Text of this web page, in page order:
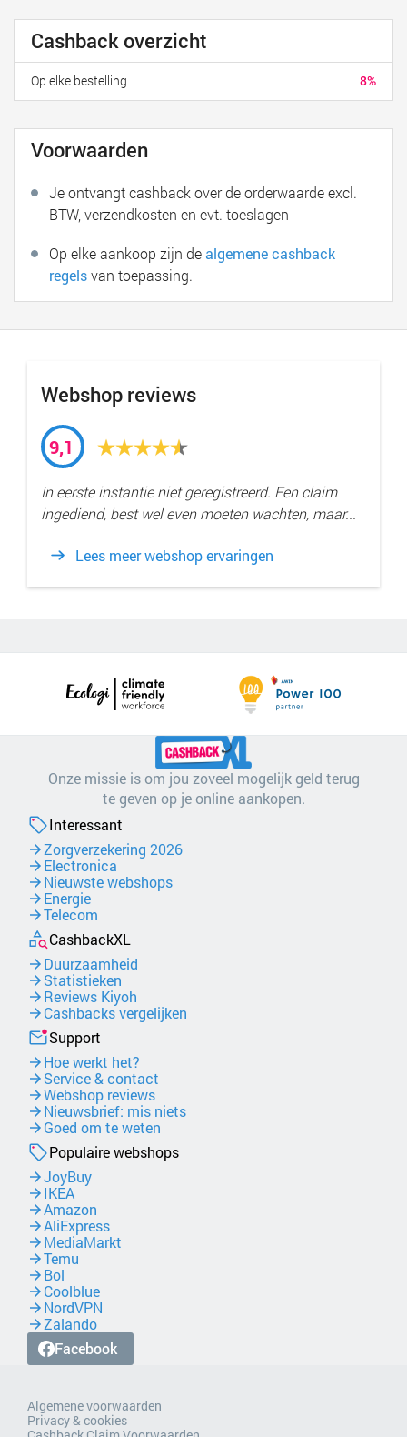
Cashback overzicht
8%
Op elke bestelling
Voorwaarden
Je ontvangt cashback over de orderwaarde excl.
BTW, verzendkosten en evt. toeslagen
Op elke aankoop zijn dealgemene cashback
regelsvan toepassing.
Webshop reviews
9,1
In eerste instantie niet geregistreerd. Een claim
ingediend, best wel even moeten wachten, maar...
Lees meer webshop ervaringen
Onze missie is om jou zoveel mogelijk geld terug
te geven op je online aankopen.
Interessant
Zorgverzekering 2026
Electronica
Nieuwste webshops
Energie
Telecom
CashbackXL
Duurzaamheid
Statistieken
Reviews Kiyoh
Cashbacks vergelijken
Support
Hoe werkt het?
Service & contact
Webshop reviews
Nieuwsbrief: mis niets
Goed om te weten
Populaire webshops
JoyBuy
IKEA
Amazon
AliExpress
MediaMarkt
Temu
Bol
Coolblue
NordVPN
Zalando
Facebook
Algemene voorwaarden
Privacy & cookies